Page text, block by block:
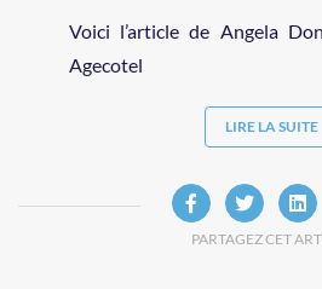
Voici l’article de Angela
Agecotel
LIRE LA SUITE
PARTAGEZ CET